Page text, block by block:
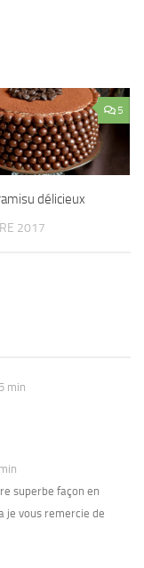
5
délicieux
2017
min
superbe façon en
je vous remercie de